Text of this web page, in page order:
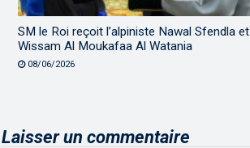
SM le Roi reçoit l’alpiniste Nawal Sfendla
Wissam Al Moukafaa Al Watania
08/06/2026
Laisser un commentaire